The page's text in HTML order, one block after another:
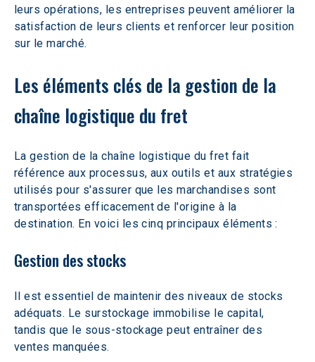
leurs opérations, les entreprises peuvent améliorer la
satisfaction de leurs clients et renforcer leur position
sur le marché.
Les éléments clés de la gestion de la
chaîne logistique du fret
La gestion de la chaîne logistique du fret fait
référence aux processus, aux outils et aux stratégies
utilisés pour s'assurer que les marchandises sont
transportées efficacement de l'origine à la
destination. En voici les cinq principaux éléments :
Gestion des stocks
Il est essentiel de maintenir des niveaux de stocks
adéquats. Le surstockage immobilise le capital,
tandis que le sous-stockage peut entraîner des
ventes manquées.